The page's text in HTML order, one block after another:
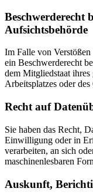
Beschwerderecht
Aufsichtsbehörde
Im Falle von
ein Beschwerderecht
dem Mitgliedstaat
Arbeitsplatzes oder
Recht auf
Sie haben das Recht,
Einwilligung oder in
verarbeiten, an sich
maschinenlesbaren
Auskunft,